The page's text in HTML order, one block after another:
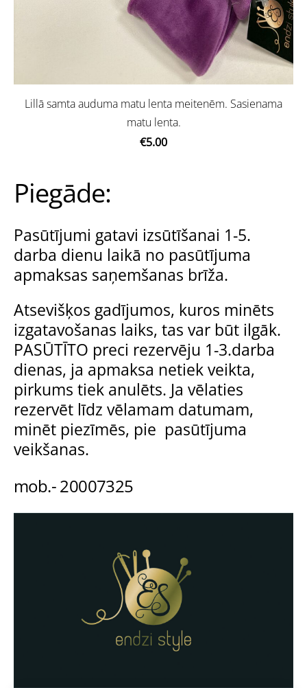
Piegāde:
Pasūtījumi gatavi izsūtīšanai 1-5.
darba dienu laikā no pasūtījuma
apmaksas saņemšanas brīža.
Atsevišķos gadījumos, kuros minēts
izgatavošanas laiks, tas var būt ilgāk.
PASŪTĪTO preci rezervēju 1-3.darba
dienas, ja apmaksa netiek veikta,
pirkums tiek anulēts. Ja vēlaties
rezervēt līdz vēlamam datumam,
minēt piezīmēs, pie pasūtījuma
veikšanas.
mob.- 20007325
Lillā samta auduma matu lenta meitenēm. Sasienama
matu lenta.
€5.00